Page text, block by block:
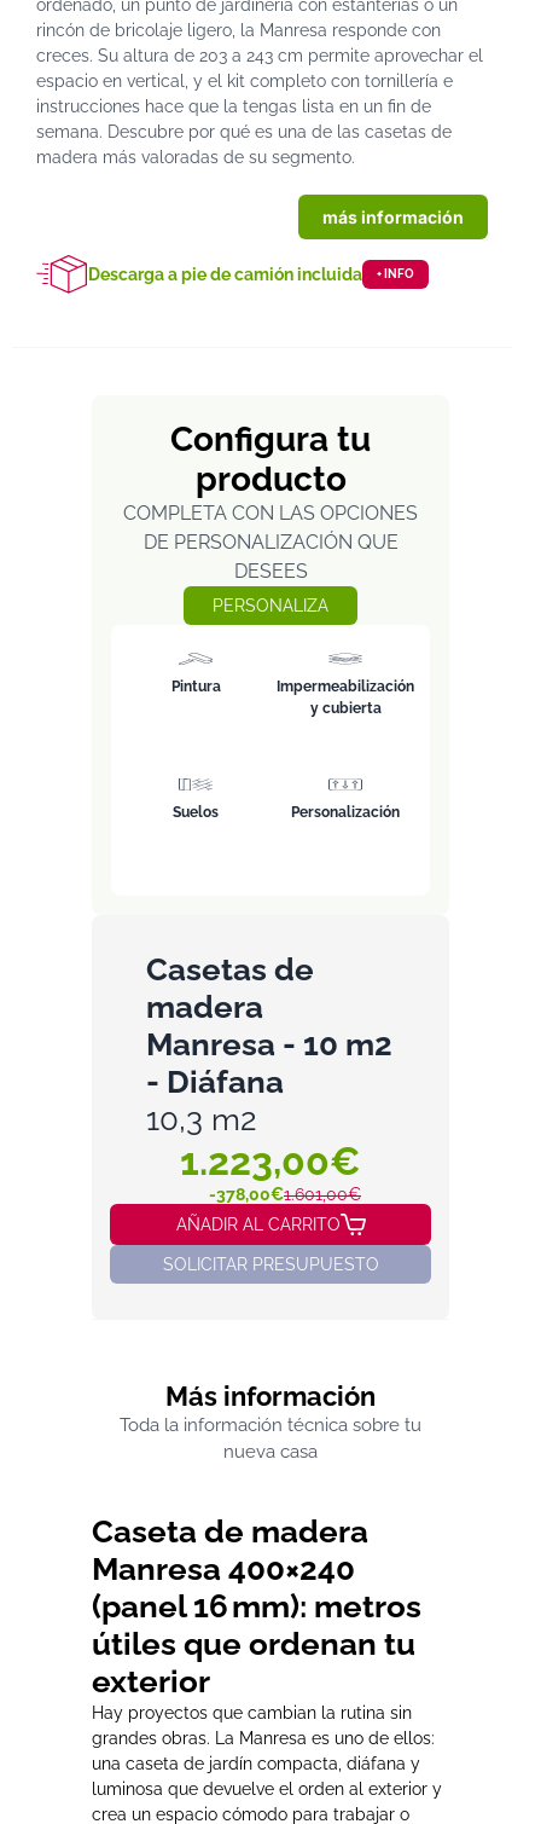
ordenado, un punto de jardinería con estanterías o un
rincón de bricolaje ligero, la Manresa responde con
creces. Su altura de 203 a 243 cm permite aprovechar el
espacio en vertical, y el kit completo con tornillería e
instrucciones hace que la tengas lista en un fin de
semana. Descubre por qué es una de las casetas de
madera más valoradas de su segmento.
más información
Descarga a pie de camión incluida + INFO
Configura tu
producto
COMPLETA CON LAS OPCIONES
DE PERSONALIZACIÓN QUE
DESEES
PERSONALIZA
Pintura
Impermeabilización
y cubierta
Suelos Personalización
Casetas de
madera
Manresa - 10 m2
- Diáfana
10,3 m2
1.223,00€
-378,00€1.601,00€
AÑADIR AL CARRITO
SOLICITAR PRESUPUESTO
Más información
Toda la información técnica sobre tu
nueva casa
Caseta de madera
Manresa 400×240
(panel 16 mm): metros
útiles que ordenan tu
exterior
Hay proyectos que cambian la rutina sin
grandes obras. La Manresa es uno de ellos:
una caseta de jardín compacta, diáfana y
luminosa que devuelve el orden al exterior y
crea un espacio cómodo para trabajar o